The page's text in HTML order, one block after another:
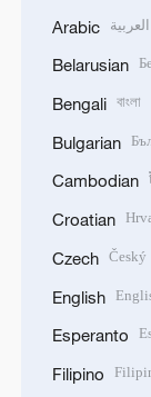
Arabic العربية
Belarusian
Bengali বাংলা
Bulgarian
Cambodian
Croatian
Czech Český
English
Esperanto
Filipino